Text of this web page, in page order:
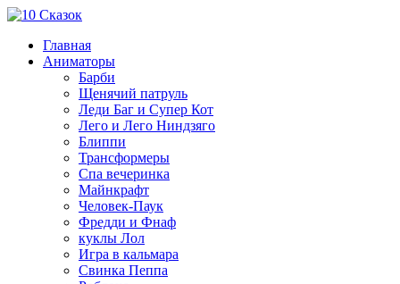
Главная
Аниматоры
Барби
Щенячий патруль
Леди Баг и Супер Кот
Лего и Лего Ниндзяго
Блиппи
Трансформеры
Спа вечеринка
Майнкрафт
Человек-Паук
Фредди и Фнаф
куклы Лол
Игра в кальмара
Свинка Пеппа